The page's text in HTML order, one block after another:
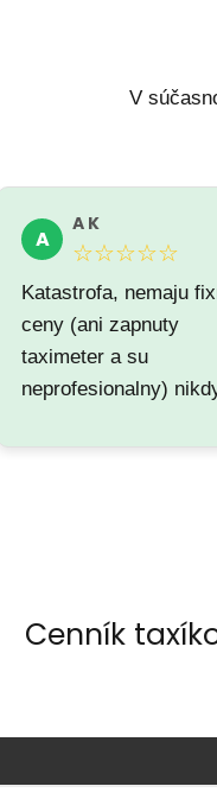
V
A
A K
☆☆☆☆☆
Katastrofa, nemaju
ceny (ani zapnuty
taximeter a su
neprofesionalny)
Cenník